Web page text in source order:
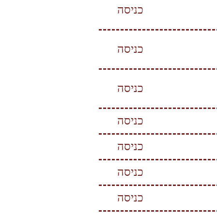
כניסה
כניסה
כניסה
כניסה
כניסה
כניסה
כניסה